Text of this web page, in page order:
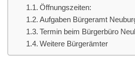
Öffnungszeiten:
Aufgaben Bürgeramt
Termin beim Bürgerbüro
Weitere Bürgerämter